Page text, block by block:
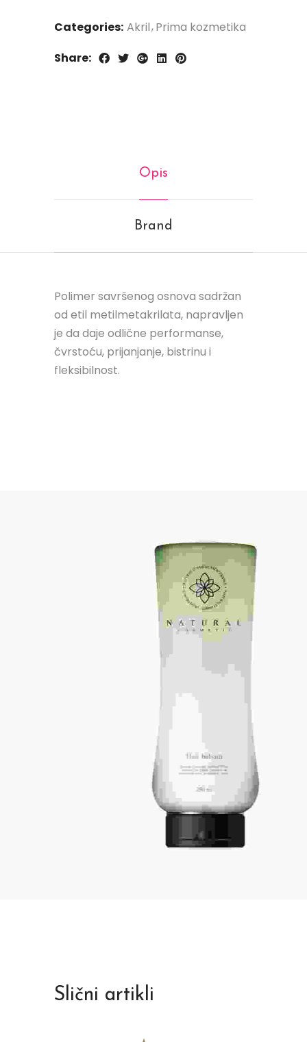
Categories: Akril Prima kozmetika
Share:
Opis
Brand
Polimer savršenog osnova sadržan
od etil metilmetakrilata, napravljen
je da daje odlične performanse,
čvrstoću, prijanjanje, bistrinu i
fleksibilnost.
Slični artikli